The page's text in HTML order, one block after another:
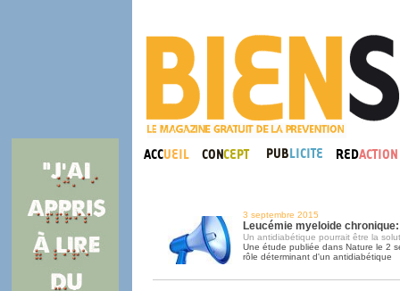
3 septembre 2015
Leucémie myeloide
Un antidiabétique pourrait être la
Une étude publiée dans Nature le 2
rôle déterminant d'un antidiabétique